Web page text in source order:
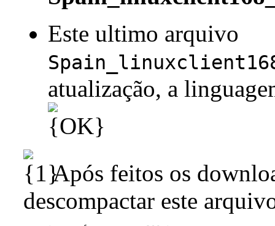
Este ultimo arquivo
atualização, a
Após feitos os
descompactar este